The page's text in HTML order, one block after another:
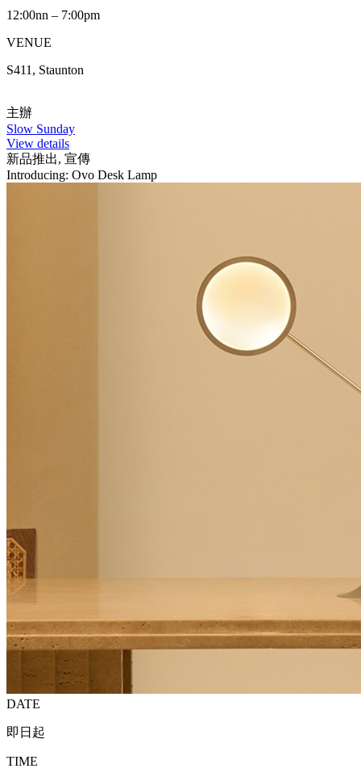
12:00nn – 7:00pm
VENUE
S411, Staunton
主辦
Slow Sunday
View details
新品推出, 宣傳
Introducing: Ovo Desk Lamp
DATE
即日起
TIME